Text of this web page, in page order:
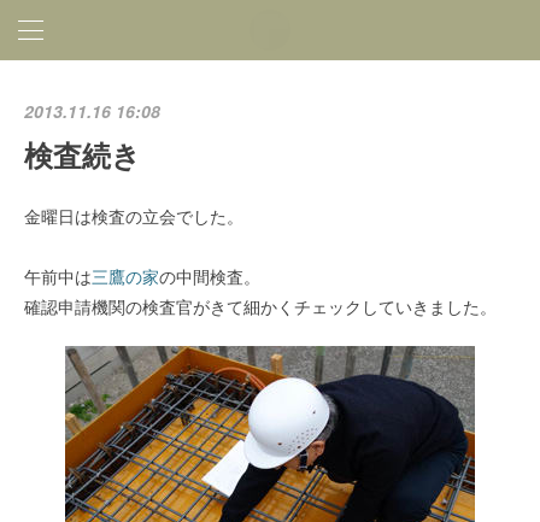
2013.11.16 16:08
検査続き
金曜日は検査の立会でした。
午前中は三鷹の家の中間検査。
確認申請機関の検査官がきて細かくチェックしていきました。